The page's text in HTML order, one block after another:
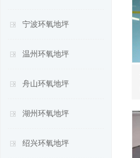
宁波环氧地坪
温州环氧地坪
舟山环氧地坪
湖州环氧地坪
绍兴环氧地坪